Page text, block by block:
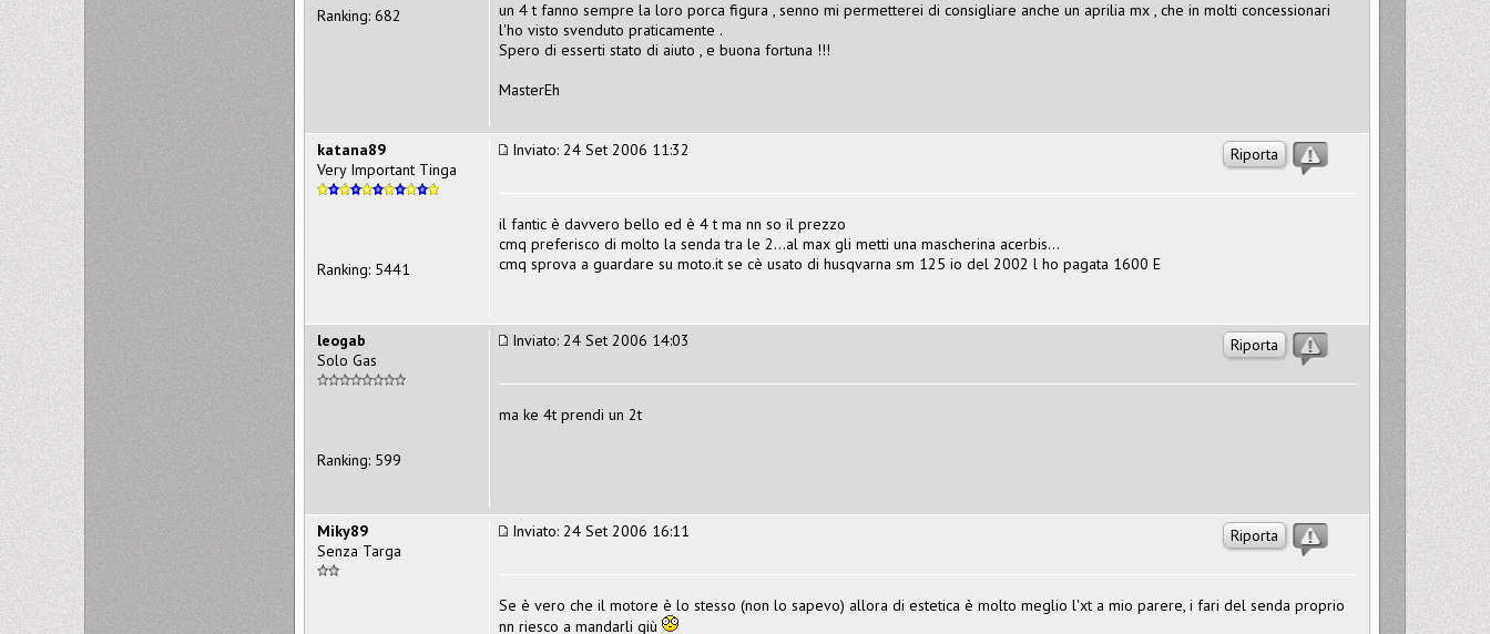
un 4 t fanno sempre la loro porca figura , senno mi permetterei di consigliare anche un aprilia mx , che in molti concessionari
l'ho visto svenduto praticamente .
Spero di esserti stato di aiuto , e buona fortuna !!!
MasterEh
Ranking: 682
Riporta
Inviato: 24 Set 2006 11:32
il fantic è davvero bello ed è 4 t ma nn so il prezzo
cmq preferisco di molto la senda tra le 2...al max gli metti una mascherina acerbis...
cmq sprova a guardare su moto.it se cè usato di husqvarna sm 125 io del 2002 l ho pagata 1600 E
katana89
Very Important Tinga
Ranking: 5441
Riporta
Inviato: 24 Set 2006 14:03
ma ke 4t prendi un 2t
leogab
Solo Gas
Ranking: 599
Riporta
Inviato: 24 Set 2006 16:11
Se è vero che il motore è lo stesso (non lo sapevo) allora di estetica è molto meglio l'xt a mio parere, i fari del senda proprio
nn riesco a mandarli giù
Miky89
Senza Targa